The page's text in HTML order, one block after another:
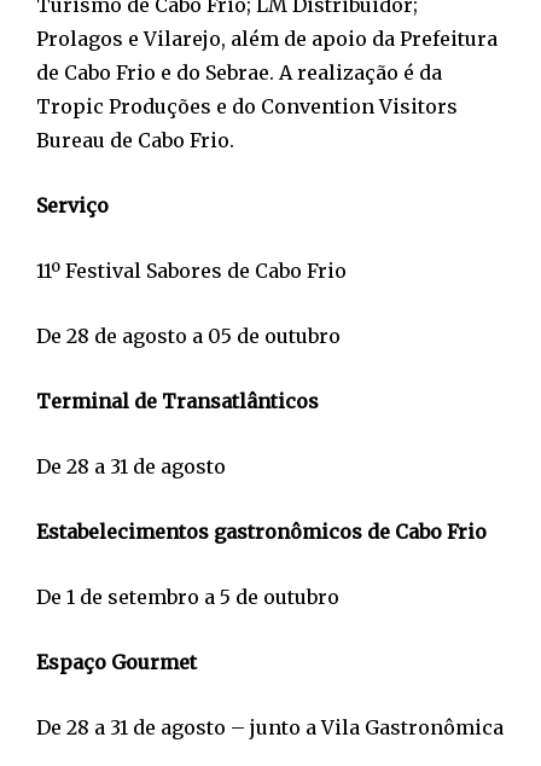
Turismo de Cabo Frio; LM Distribuidor;
Prolagos e Vilarejo, além de apoio da Prefeitura
de Cabo Frio e do Sebrae. A realização é da
Tropic Produções e do Convention Visitors
Bureau de Cabo Frio.
Serviço
11º Festival Sabores de Cabo Frio
De 28 de agosto a 05 de outubro
Terminal de Transatlânticos
De 28 a 31 de agosto
Estabelecimentos gastronômicos de Cabo Frio
De 1 de setembro a 5 de outubro
Espaço Gourmet
De 28 a 31 de agosto – junto a Vila Gastronômica